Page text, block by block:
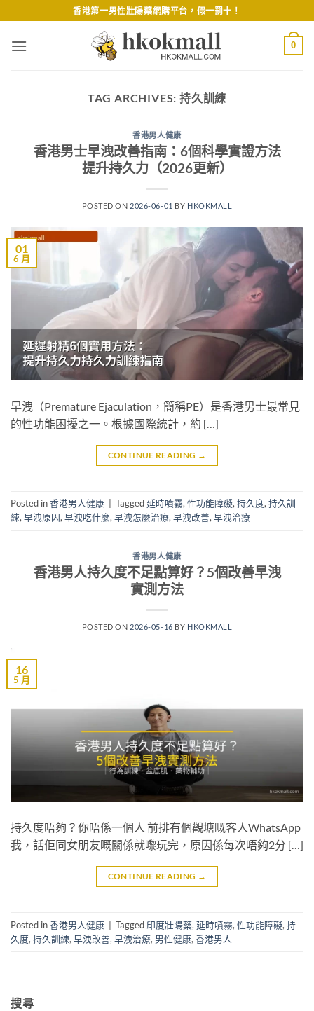
to
content
香港第一男性壯陽藥網購平台，假一罰十！
0
TAG ARCHIVES: 持久訓練
香港男人健康
香港男士早洩改善指南：6個科學實證方法
提升持久力（2026更新）
POSTED ON 2026-06-01 BY HKOKMALL
01
6 月
早洩（Premature Ejaculation，簡稱PE）是香港男士最常見
的性功能困擾之一。根據國際統計，約 […]
CONTINUE READING →
Posted in香港男人健康 Tagged延時噴霧,性功能障礙,持久度,持久訓
練,早洩原因,早洩吃什麼,早洩怎麼治療,早洩改善,早洩治療
香港男人健康
香港男人持久度不足點算好？5個改善早洩
實測方法
POSTED ON 2026-05-16 BY HKOKMALL
16
5 月
持久度唔夠？你唔係一個人 前排有個觀塘嘅客人WhatsApp
我，話佢同女朋友嘅關係就嚟玩完，原因係每次唔夠2分 […]
CONTINUE READING →
Posted in香港男人健康 Tagged 印度壯陽藥, 延時噴霧, 性功能障礙, 持
久度, 持久訓練, 早洩改善, 早洩治療, 男性健康, 香港男人
搜尋